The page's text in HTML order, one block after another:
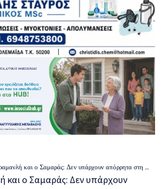
και ο Σαμαράς: Δεν υπάρχουν απόρρητα στη Δημοκρατία